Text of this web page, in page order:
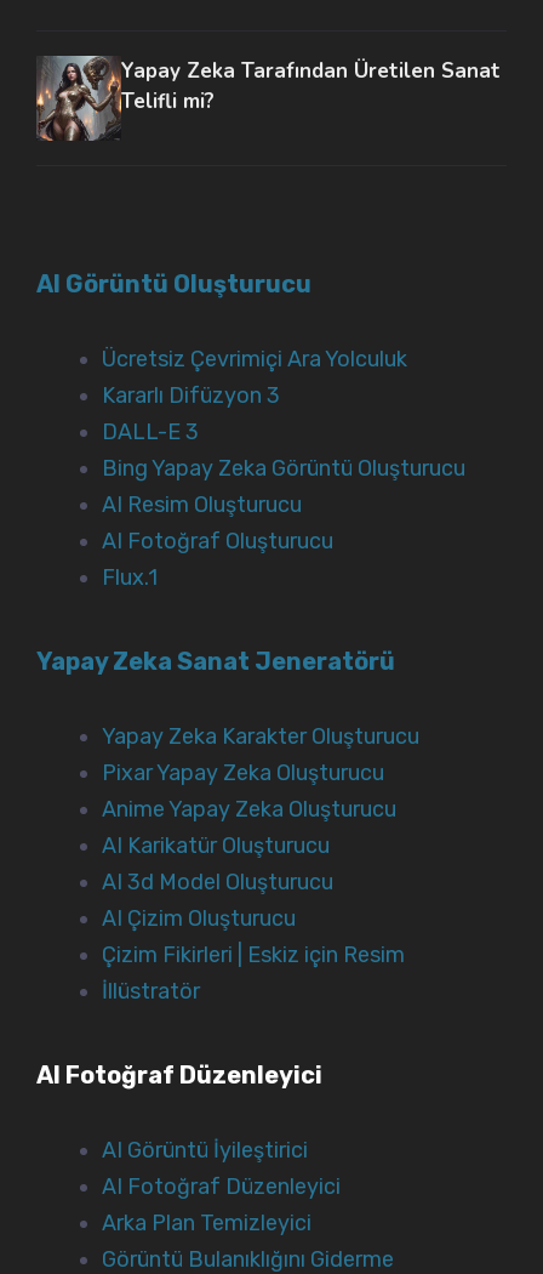
Yapay Zeka Tarafından Üretilen Sanat
Telifli mi?
AI Görüntü Oluşturucu
Ücretsiz Çevrimiçi Ara Yolculuk
Kararlı Difüzyon 3
DALL-E 3
Bing Yapay Zeka Görüntü Oluşturucu
AI Resim Oluşturucu
AI Fotoğraf Oluşturucu
Flux.1
Yapay Zeka Sanat Jeneratörü
Yapay Zeka Karakter Oluşturucu
Pixar Yapay Zeka Oluşturucu
Anime Yapay Zeka Oluşturucu
AI Karikatür Oluşturucu
AI 3d Model Oluşturucu
AI Çizim Oluşturucu
Çizim Fikirleri | Eskiz için Resim
İllüstratör
AI Fotoğraf Düzenleyici
AI Görüntü İyileştirici
AI Fotoğraf Düzenleyici
Arka Plan Temizleyici
Görüntü Bulanıklığını Giderme